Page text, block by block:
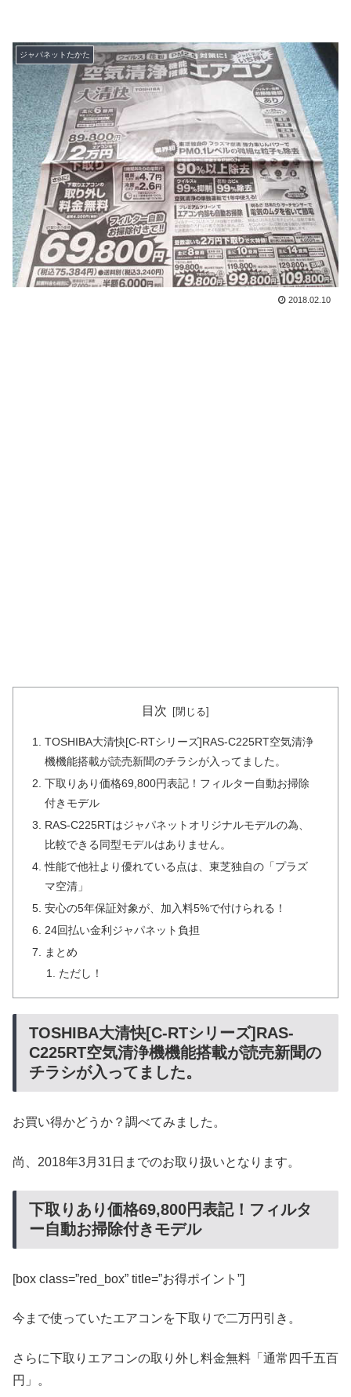
ジャパネットたかた
2018.02.10
目次
TOSHIBA大清快[C-RTシリーズ]RAS-C225RT空気清浄
機機能搭載が読売新聞のチラシが入ってました。
下取りあり価格69,800円表記！フィルター自動お掃除
付きモデル
RAS-C225RTはジャパネットオリジナルモデルの為、
比較できる同型モデルはありません。
性能で他社より優れている点は、東芝独自の「プラズ
マ空清」
安心の5年保証対象が、加入料5%で付けられる！
24回払い金利ジャパネット負担
まとめ
ただし！
TOSHIBA大清快[C-RTシリーズ]RAS-
C225RT空気清浄機機能搭載が読売新聞の
チラシが入ってました。
お買い得かどうか？調べてみました。
尚、2018年3月31日までのお取り扱いとなります。
下取りあり価格69,800円表記！フィルタ
ー自動お掃除付きモデル
[box class=”red_box” title=”お得ポイント”]
今まで使っていたエアコンを下取りで二万円引き。
さらに下取りエアコンの取り外し料金無料「通常四千五百
円」。